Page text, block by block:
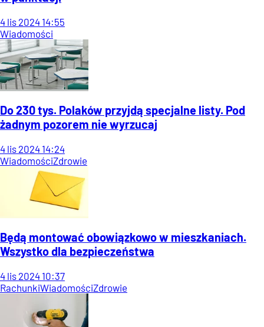
4 lis 2024 14:55
Wiadomości
Do 230 tys. Polaków przyjdą specjalne listy. Pod
żadnym pozorem nie wyrzucaj
4 lis 2024 14:24
WiadomościZdrowie
Będą montować obowiązkowo w mieszkaniach.
Wszystko dla bezpieczeństwa
4 lis 2024 10:37
RachunkiWiadomościZdrowie